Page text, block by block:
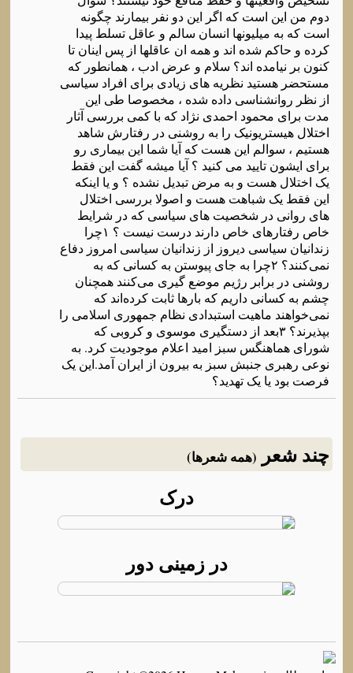
دوم من این است که اگر این دو نفر بیمارند چگونه
است که به میلیونها انسان سالم و عاقل تسلط پیدا
کرده و حاکم شده اند و همه ان عاقلها از پس اینان تا
کنون بر نیامده اند؟ سلام و عرض ادب ، همانطور که
مستحضر هستید نظریه های زیادی برای افراد سیاسی
از نظر روانشناسی داده شده ، مخصوصا طی این
مدت برای محمود احمدی نژاد که با کمی بررسی آثار
اختلال هیستریونیک را به روشنی در رفتارش شاهد
هستیم ، سوالم این هست که آیا شما این بیماری رو
برای ایشون تایید می کنید ؟ آیا میشه گفت این فقط
یک اختلال هست و به مرض تبدیل نشده ؟ و یا اینکه
این فقط یک شباهت هست و اصولا بررسی اختلال
های روانی در شخصیت های سیاسی که در شرایط
خاص رفتارهای خاص دارند درست نیست ؟ ۱چرا
زندانیان سیاسی دیروز از زندانیان سیاسی امروز دفاع
نمی‌کنند؟ ۲چرا به جای پیوستن به کسانی که به
روشنی در برابر رژیم موضع گیری می‌کنند همچنان
چشم به کسانی داریم که بارها ثابت کرده‌اند که
نمی‌خواهند ماهیت استبدادی نظام جمهوری اسلامی را
بپذیرند؟ ۳بعد از دستگیری موسوی و کروبی که
شورای هماهنگس سبز امید اعلام موجودیت کرد. به
نوعی رهبری جنبش سبز به بیرون از ایران آمد.این یک
فرصت بود یا یک تهدید؟
چند شعر (همه شعرها)
درک
در زمینی دور